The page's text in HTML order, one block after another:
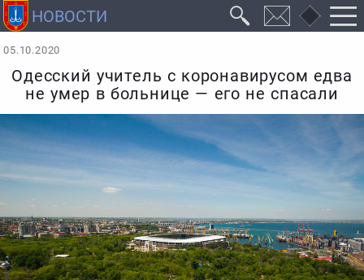
05.10.2020
Одесский учитель с коронавирусом едва
не умер в больнице — его не спасали